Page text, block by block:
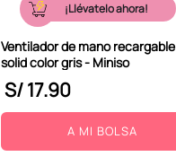
¡Llévatelo ahora!
Ventilador de mano recargable
solid color gris - Miniso
S/17.90
A MI BOLSA